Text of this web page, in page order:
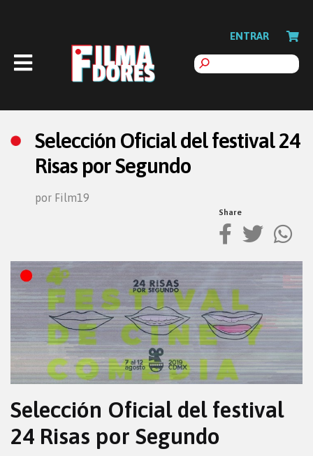
ENTRAR
Selección Oficial del festival 24
Risas por Segundo
por Film19
Share
Selección Oficial del festival
24 Risas por Segundo